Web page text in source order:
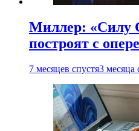
Миллер: «Силу
построят с
7 месяцев спустя3 месяца